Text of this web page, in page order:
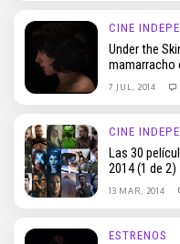
CINE
Under the
7 JUL, 2014
CINE
Las 30
2014 (1 de 2)
13 MAR, 2014
ESTRENOS